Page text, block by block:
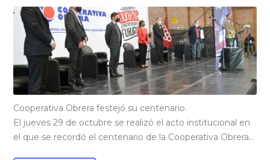
Cooperativa Obrera festejó su centenario.
El jueves 29 de octubre se realizó el acto institucional en
el que se recordó el centenario de la Cooperativa Obrera…